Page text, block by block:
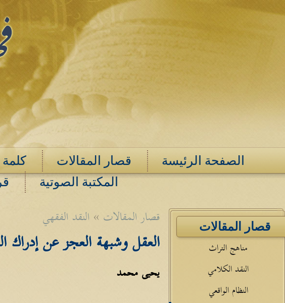
الصفحة الرئيسة قصار المقالات كلمة
المكتبة الصوتية
قصار المقالات » النقد الفقهي
العقل وشبهة العجز عن إدراك
يحيى محمد
قصار المقالات
مناهج التراث
النقد الكلامي
النظام الواقعي